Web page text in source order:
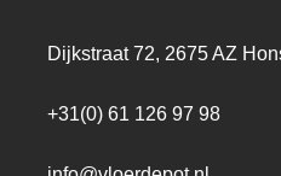
Dijkstraat 72, 2675 AZ
+31(0) 61 126 97 98